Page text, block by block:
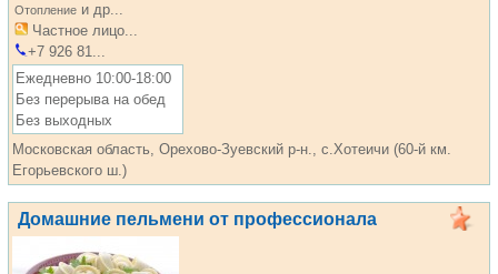
Отопление и др...
Частное лицо...
+7 926 81...
Ежедневно 10:00-18:00
Без перерыва на обед
Без выходных
Московская область, Орехово-Зуевский р-н., с.Хотеичи (60-й км.
Егорьевского ш.)
Домашние пельмени от профессионала